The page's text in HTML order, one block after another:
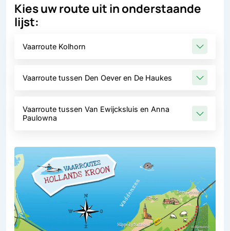
Kies uw route uit in onderstaande
lijst:
Vaarroute Kolhorn
Vaarroute tussen Den Oever en De Haukes
Vaarroute tussen Van Ewijcksluis en Anna
Paulowna